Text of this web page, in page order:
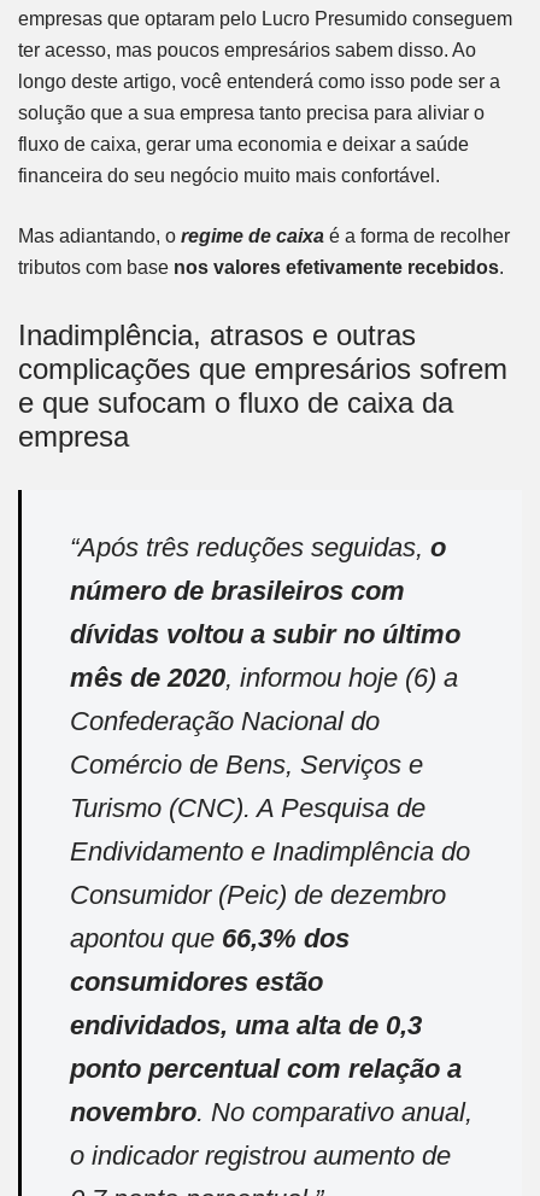
empresas que optaram pelo Lucro Presumido conseguem
ter acesso, mas poucos empresários sabem disso. Ao
longo deste artigo, você entenderá como isso pode ser a
solução que a sua empresa tanto precisa para aliviar o
fluxo de caixa, gerar uma economia e deixar a saúde
financeira do seu negócio muito mais confortável.
Mas adiantando, o regime de caixa é a forma de recolher
tributos com base nos valores efetivamente recebidos.
Inadimplência, atrasos e outras
complicações que empresários sofrem
e que sufocam o fluxo de caixa da
empresa
“Após três reduções seguidas, o
número de brasileiros com
dívidas voltou a subir no último
mês de 2020, informou hoje (6) a
Confederação Nacional do
Comércio de Bens, Serviços e
Turismo (CNC). A Pesquisa de
Endividamento e Inadimplência do
Consumidor (Peic) de dezembro
apontou que 66,3% dos
consumidores estão
endividados, uma alta de 0,3
ponto percentual com relação a
novembro. No comparativo anual,
o indicador registrou aumento de